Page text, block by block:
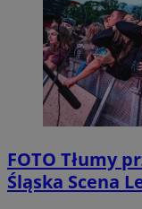
FOTO Tłumy
Śląska Scena